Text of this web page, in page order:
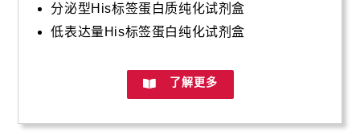
分泌型His标签蛋白质纯化试剂盒
低表达量His标签蛋白纯化试剂盒
了解更多